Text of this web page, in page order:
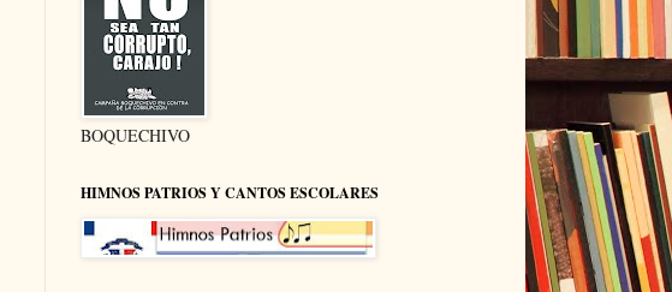
BOQUECHIVO
HIMNOS PATRIOS Y CANTOS ESCOLARES